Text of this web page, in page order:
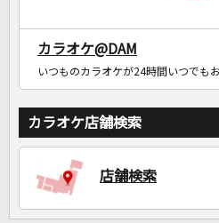
カラオケ@DAM
いつものカラオケが24時間いつでも
カラオケ店舗検索
店舗検索